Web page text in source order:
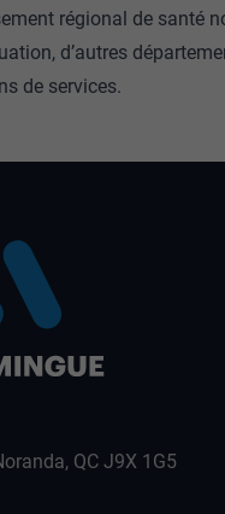
régional de santé
d’autres
de services.
QC J9X 1G5